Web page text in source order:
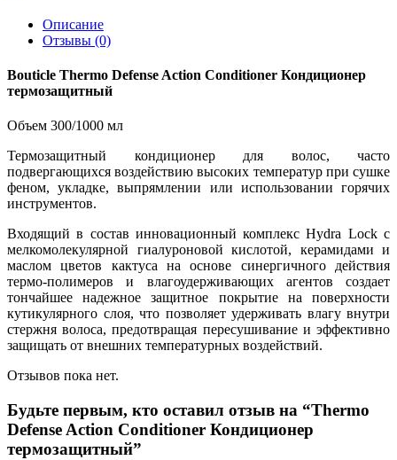
Описание
Отзывы (0)
Bouticle Thermo Defense Action Сonditioner Кондиционер
термозащитный
Объем 300/1000 мл
Термозащитный кондиционер для волос, часто
подвергающихся воздействию высоких температур при сушке
феном, укладке, выпрямлении или использовании горячих
инструментов.
Входящий в состав инновационный комплекс Hydra Lock с
мелкомолекулярной гиалуроновой кислотой, керамидами и
маслом цветов кактуса на основе синергичного действия
термо-полимеров и влагоудерживающих агентов создает
тончайшее надежное защитное покрытие на поверхности
кутикулярного слоя, что позволяет удерживать влагу внутри
стержня волоса, предотвращая пересушивание и эффективно
защищать от внешних температурных воздействий.
Отзывов пока нет.
Будьте первым, кто оставил отзыв на “Thermo
Defense Action Сonditioner Кондиционер
термозащитный”